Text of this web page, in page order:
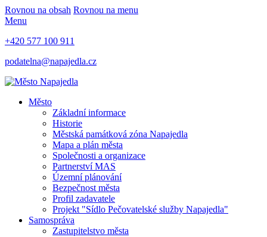
Rovnou na obsah Rovnou na menu
Menu
+420 577 100 911
podatelna@napajedla.cz
Město
Základní informace
Historie
Městská památková zóna Napajedla
Mapa a plán města
Společnosti a organizace
Partnerství MAS
Územní plánování
Bezpečnost města
Profil zadavatele
Projekt "Sídlo Pečovatelské služby Napajedla"
Samospráva
Zastupitelstvo města